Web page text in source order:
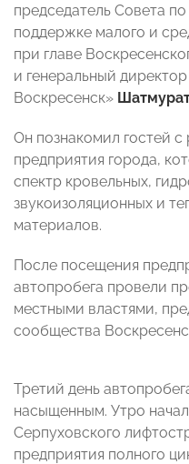
председатель Совета
поддержке малого и
при главе
и генеральный
Воскресенск»
Он познакомил гостей
предприятия города,
спектр кровельных,
звукоизоляционных и
материалов.
После посещения
автопробега провели
местными властями,
сообщества
Третий день
насыщенным. Утро
Серпуховского
предприятия полного